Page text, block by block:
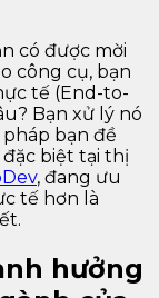
có được mời
công cụ, bạn
tế (End-to-
Bạn xử lý nó
pháp bạn đề
biệt tại thị
, đang ưu
tế hơn là
hưởng